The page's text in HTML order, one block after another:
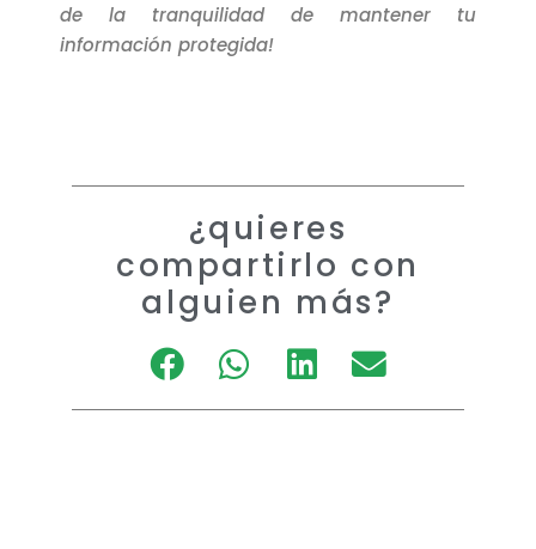
de la tranquilidad de mantener tu
información protegida!
¿quieres
compartirlo con
alguien más?